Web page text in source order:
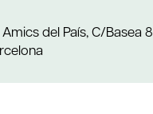
del País, C/Basea 8